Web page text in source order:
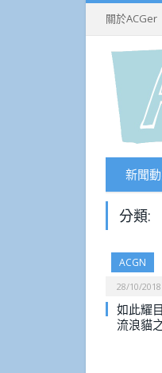
關於ACGer
新聞
分類:
ACGN
28/10/2018
如此耀
流浪貓